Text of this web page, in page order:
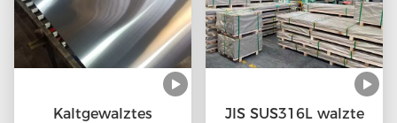
Kaltgewalztes
JIS SUS316L walzte